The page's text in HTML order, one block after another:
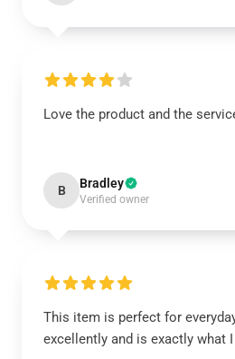
Love the product and the
B Bradley
Verified owner
This item is perfect for
excellently and is exactly what I